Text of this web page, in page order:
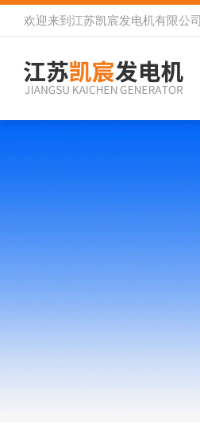
欢迎来到 江苏凯宸发电机有限公司